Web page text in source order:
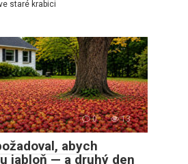
staré krabici
0 13
abych
jabloň — a druhý den